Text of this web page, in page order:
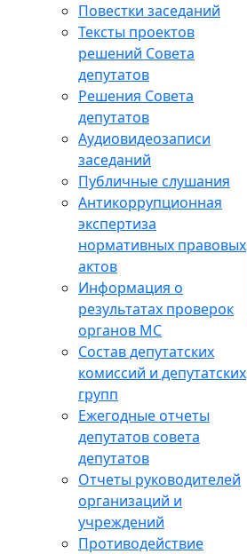
Повестки заседаний
Тексты проектов
решений Совета
депутатов
Решения Совета
депутатов
Аудиовидеозаписи
заседаний
Публичные слушания
Антикоррупционная
экспертиза
нормативных правовых
актов
Информация о
результатах проверок
органов МС
Состав депутатских
комиссий и депутатских
групп
Ежегодные отчеты
депутатов совета
депутатов
Отчеты руководителей
организаций и
учреждений
Противодействие